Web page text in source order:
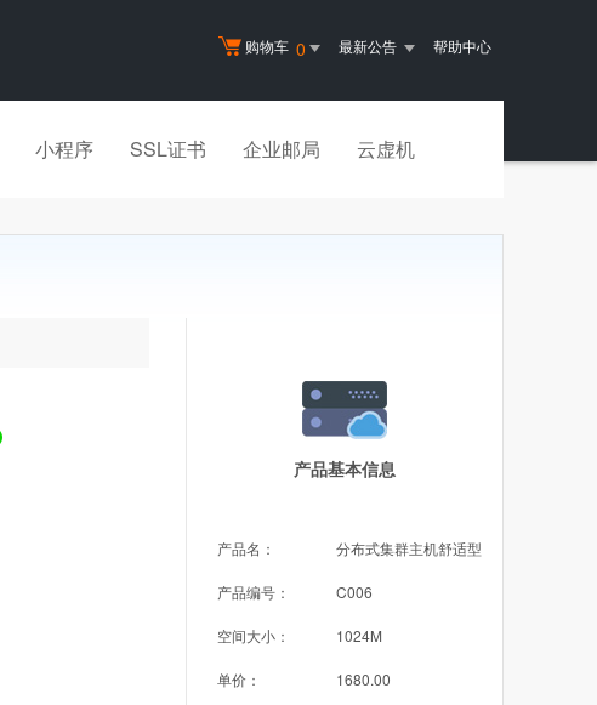
购物车 0 最新公告 帮助中心
小程序 SSL证书 企业邮局 云虚机
产品基本信息
产品名： 分布式集群主机舒适型
产品编号： C006
空间大小： 1024M
单价： 1680.00